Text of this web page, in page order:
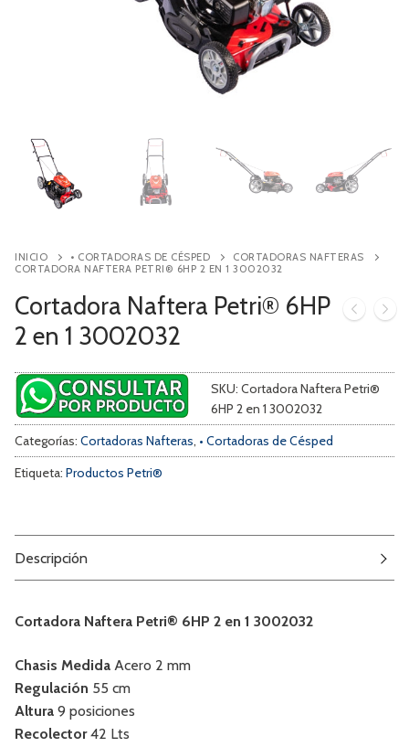
Contacto
INICIO • CORTADORAS DE CÉSPED
CORTADORAS NAFTERAS
CORTADORA NAFTERA PETRI® 6HP 2 EN 1 3002032
Cortadora Naftera Petri® 6HP
2 en 1 3002032
SKU: Cortadora Naftera Petri®
6HP 2 en 1 3002032
Categorías: Cortadoras Nafteras, • Cortadoras de Césped
Etiqueta: Productos Petri®
Descripción
Cortadora Naftera Petri® 6HP 2 en 1 3002032
Chasis Medida Acero 2 mm
Regulación 55 cm
Altura 9 posiciones
Recolector42 Lts